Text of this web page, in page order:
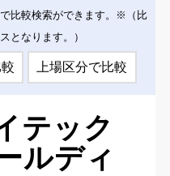
比較検索ができます。※（比
となります。）
上場区分で比較
テック
ルディ